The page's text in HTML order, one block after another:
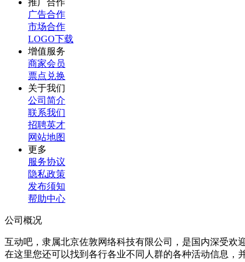
推广合作
广告合作
市场合作
LOGO下载
增值服务
商家会员
票点兑换
关于我们
公司简介
联系我们
招聘英才
网站地图
更多
服务协议
隐私政策
发布须知
帮助中心
公司概况
互动吧，隶属北京佐敦网络科技有限公司，是国内深受欢
在这里您还可以找到各行各业不同人群的各种活动信息，